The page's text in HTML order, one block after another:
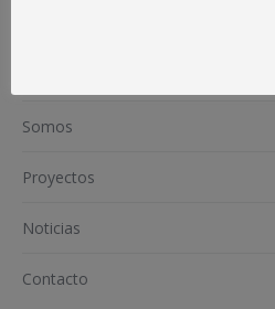
Somos
Proyectos
Noticias
Contacto